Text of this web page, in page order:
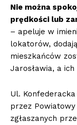
Nie można
prędkości lub
– apeluje w
lokatorów,
mieszkańców
Jarosławia, a
Ul.
przez
zgłaszanych